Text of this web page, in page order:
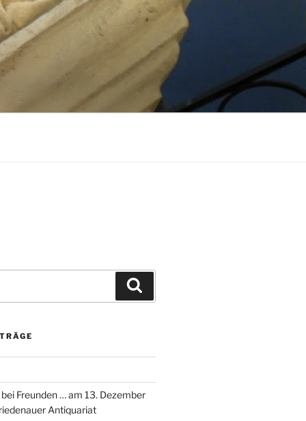
Freunden … am 13. Dezember
Antiquariat